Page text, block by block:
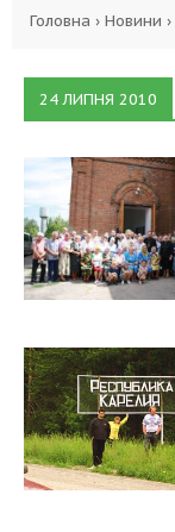
Головна › Новини ›
24 ЛИПНЯ 2010